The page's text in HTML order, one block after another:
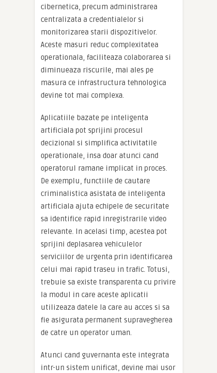
cibernetica, precum administrarea
centralizata a credentialelor si
monitorizarea starii dispozitivelor.
Aceste masuri reduc complexitatea
operationala, faciliteaza colaborarea si
diminueaza riscurile, mai ales pe
masura ce infrastructura tehnologica
devine tot mai complexa.
Aplicatiile bazate pe inteligenta
artificiala pot sprijini procesul
decizional si simplifica activitatile
operationale, insa doar atunci cand
operatorul ramane implicat in proces.
De exemplu, functiile de cautare
criminalistica asistata de inteligenta
artificiala ajuta echipele de securitate
sa identifice rapid inregistrarile video
relevante. In acelasi timp, acestea pot
sprijini deplasarea vehiculelor
serviciilor de urgenta prin identificarea
celui mai rapid traseu in trafic. Totusi,
trebuie sa existe transparenta cu privire
la modul in care aceste aplicatii
utilizeaza datele la care au acces si sa
fie asigurata permanent supravegherea
de catre un operator uman.
Atunci cand guvernanta este integrata
intr-un sistem unificat, devine mai usor